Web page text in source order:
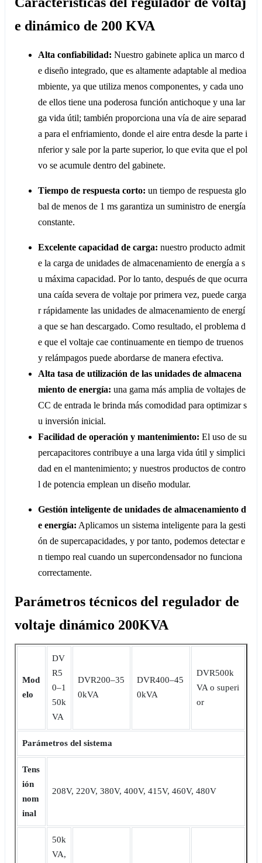
e dinámico de 200 KVA
Alta confiabilidad: Nuestro gabinete aplica un marco d
e diseño integrado, que es altamente adaptable al medioa
mbiente, ya que utiliza menos componentes, y cada uno
de ellos tiene una poderosa función antichoque y una lar
ga vida útil; también proporciona una vía de aire separad
a para el enfriamiento, donde el aire entra desde la parte i
nferior y sale por la parte superior, lo que evita que el pol
vo se acumule dentro del gabinete.
Tiempo de respuesta corto: un tiempo de respuesta glo
bal de menos de 1 ms garantiza un suministro de energía
constante.
Excelente capacidad de carga: nuestro producto admit
e la carga de unidades de almacenamiento de energía a s
u máxima capacidad. Por lo tanto, después de que ocurra
una caída severa de voltaje por primera vez, puede carga
r rápidamente las unidades de almacenamiento de energí
a que se han descargado. Como resultado, el problema d
e que el voltaje cae continuamente en tiempo de truenos
y relámpagos puede abordarse de manera efectiva.
Alta tasa de utilización de las unidades de almacena
miento de energía: una gama más amplia de voltajes de
CC de entrada le brinda más comodidad para optimizar s
u inversión inicial.
Facilidad de operación y mantenimiento: El uso de su
percapacitores contribuye a una larga vida útil y simplici
dad en el mantenimiento; y nuestros productos de contro
l de potencia emplean un diseño modular.
Gestión inteligente de unidades de almacenamiento d
e energía: Aplicamos un sistema inteligente para la gesti
ón de supercapacidades, y por tanto, podemos detectar e
n tiempo real cuando un supercondensador no funciona
correctamente.
Parámetros técnicos del regulador de
voltaje dinámico 200KVA
Mod
elo
DV
R5
0‒1
50k
VA
DVR200‒35
0kVA
DVR400‒45
0kVA
DVR500k
VA o superi
or
Parámetros del sistema
Tens
ión
nom
inal
208V, 220V, 380V, 400V, 415V, 460V, 480V
50k
VA,